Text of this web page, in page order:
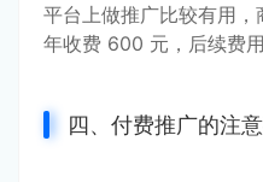
平台上做推广比较有用
年收费 600 元，后续费
四、付费推广的注